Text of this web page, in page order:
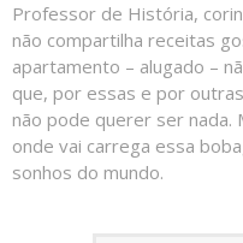
Professor de História,
não compartilha receitas
apartamento – alugado –
que, por essas e por
não pode querer ser
onde vai carrega essa
sonhos do mundo.